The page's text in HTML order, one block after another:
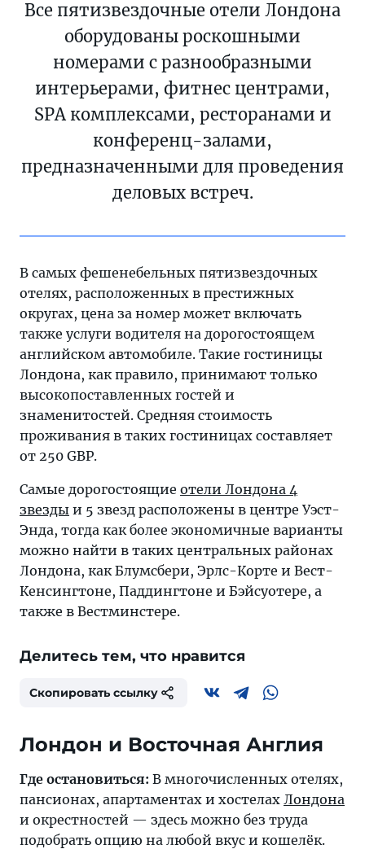
Все пятизвездочные отели Лондона
оборудованы роскошными
номерами с разнообразными
интерьерами, фитнес центрами,
SPA комплексами, ресторанами и
конференц-залами,
предназначенными для проведения
деловых встреч.
В самых фешенебельных пятизвездочных
отелях, расположенных в престижных
округах, цена за номер может включать
также услуги водителя на дорогостоящем
английском автомобиле. Такие гостиницы
Лондона, как правило, принимают только
высокопоставленных гостей и
знаменитостей. Средняя стоимость
проживания в таких гостиницах составляет
от 250 GBP.
Самые дорогостоящие отели Лондона 4
звезды и 5 звезд расположены в центре Уэст-
Энда, тогда как более экономичные варианты
можно найти в таких центральных районах
Лондона, как Блумсбери, Эрлс-Корте и Вест-
Кенсингтоне, Паддингтоне и Бэйсуотере, а
также в Вестминстере.
Делитесь тем, что нравится
Скопировать ссылку
Лондон и Восточная Англия
Где остановиться: В многочисленных отелях,
пансионах, апартаментах и хостелах Лондона
и окрестностей — здесь можно без труда
подобрать опцию на любой вкус и кошелёк.